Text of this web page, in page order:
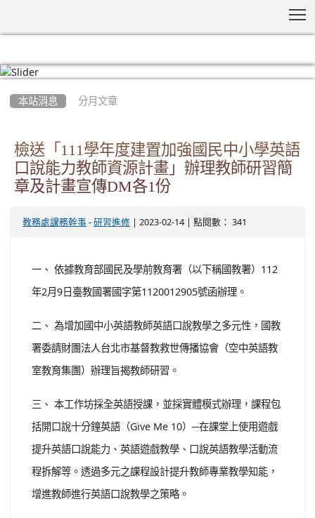
本站消息 分月文章
檢送「111學年度建置加強國民中小學英語
口說能力教師資源計畫」辦理教師研習簡
章及計畫宣傳DM各1份
教務處課務幹事 - 研習進修 | 2023-02-14 | 點閱數： 341
一、 依據教育部國民及學前教育署（以下稱國教署）112
年2月9日臺教國署國字第1120012905號函辦理。
二、 為增加國中小英語教師英語口說教學之多元性，國教
署委請財團法人台北市基督教救世傳播協會（空中英語教
室教育集團）辦理旨揭教師研習。
三、 本工作坊採全英語授課，並採實體模式辦理，課程包
括開口說十分鐘英語（Give Me 10）─在課堂上使用遊戲
提升英語口說能力、英語遊戲教學、口說英語教學活動流
程拆解等。透過多元之課程設計提升教師專業教學知能，
增進教師進行英語口說教學之策略。